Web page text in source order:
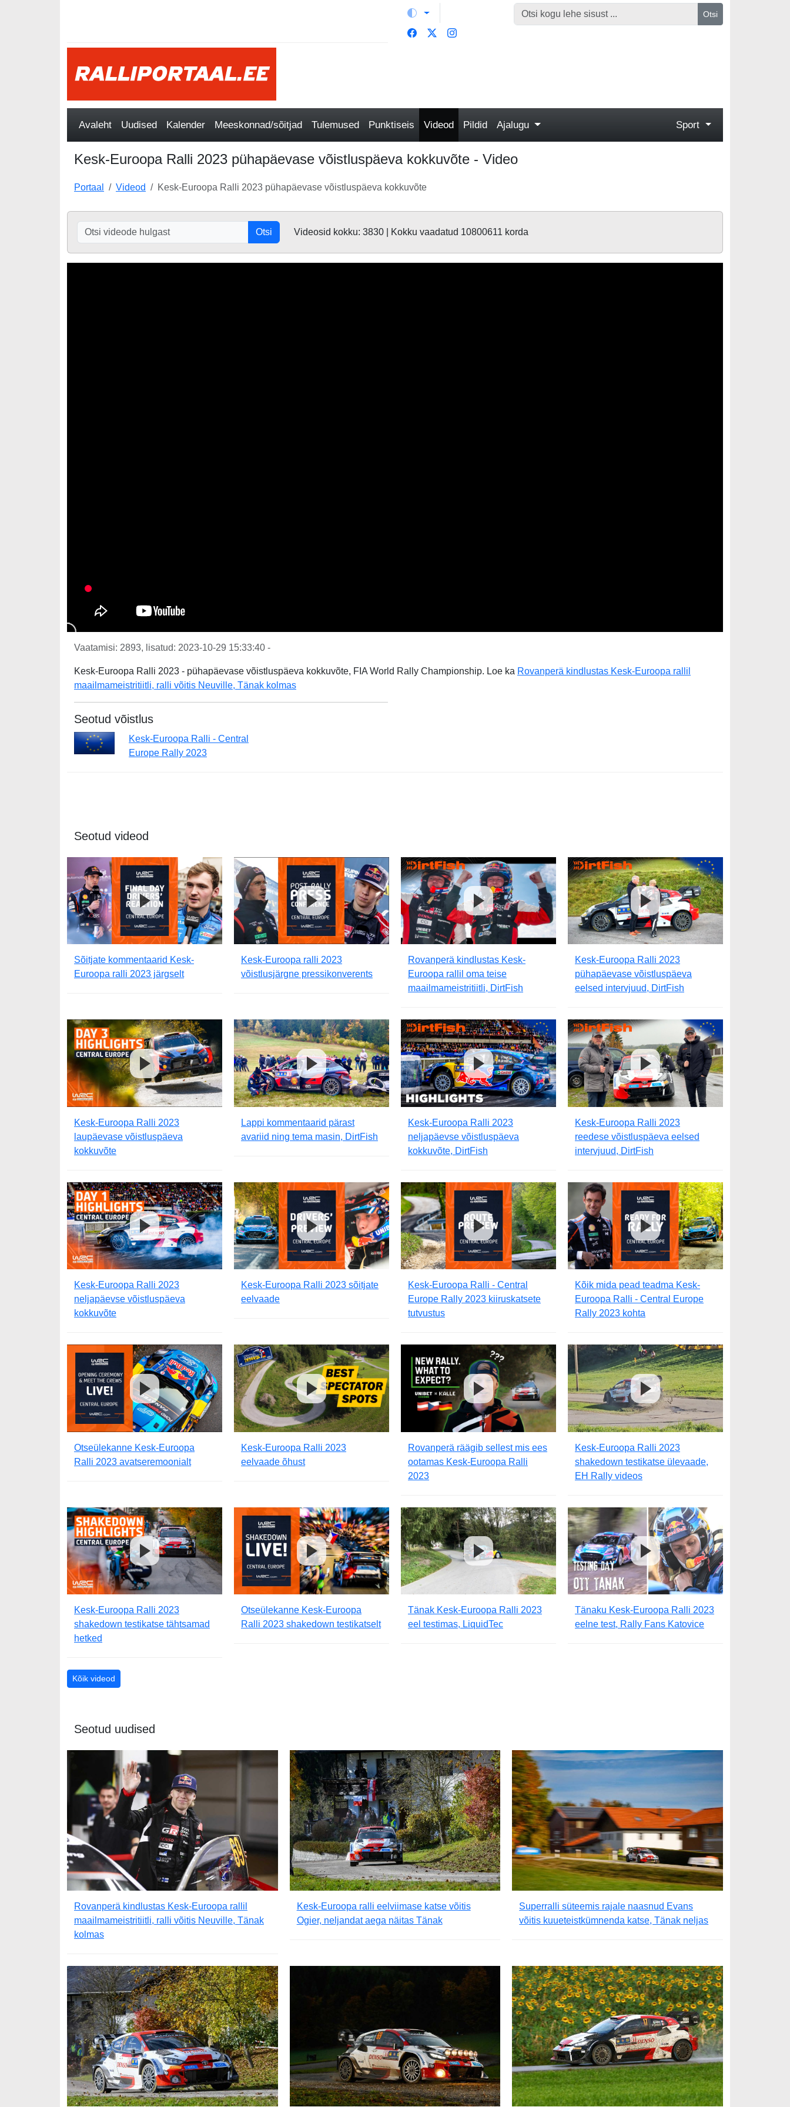
Otsi
Avaleht Uudised Kalender Meeskonnad/sõitjad Tulemused Punktiseis Videod Pildid Ajalugu Sport
Kesk-Euroopa Ralli 2023 pühapäevase võistluspäeva kokkuvõte - Video
Portaal Videod Kesk-Euroopa Ralli 2023 pühapäevase võistluspäeva kokkuvõte
Otsi Videosid kokku: 3830 | Kokku vaadatud 10800611 korda
Vaatamisi: 2893, lisatud: 2023-10-29 15:33:40 -
Kesk-Euroopa Ralli 2023 - pühapäevase võistluspäeva kokkuvõte, FIA World Rally Championship. Loe ka Rovanperä kindlustas Kesk-Euroopa rallil
maailmameistritiitli, ralli võitis Neuville, Tänak kolmas
Seotud võistlus
Kesk-Euroopa Ralli - Central
Europe Rally 2023
Seotud videod
Sõitjate kommentaarid Kesk-
Euroopa ralli 2023 järgselt
Kesk-Euroopa ralli 2023
võistlusjärgne pressikonverents
Rovanperä kindlustas Kesk-
Euroopa rallil oma teise
maailmameistritiitli, DirtFish
Kesk-Euroopa Ralli 2023
pühapäevase võistluspäeva
eelsed intervjuud, DirtFish
Kesk-Euroopa Ralli 2023
laupäevase võistluspäeva
kokkuvõte
Lappi kommentaarid pärast
avariid ning tema masin, DirtFish
Kesk-Euroopa Ralli 2023
neljapäevse võistluspäeva
kokkuvõte, DirtFish
Kesk-Euroopa Ralli 2023
reedese võistluspäeva eelsed
intervjuud, DirtFish
Kesk-Euroopa Ralli 2023
neljapäevse võistluspäeva
kokkuvõte
Kesk-Euroopa Ralli 2023 sõitjate
eelvaade
Kesk-Euroopa Ralli - Central
Europe Rally 2023 kiiruskatsete
tutvustus
Kõik mida pead teadma Kesk-
Euroopa Ralli - Central Europe
Rally 2023 kohta
Otseülekanne Kesk-Euroopa
Ralli 2023 avatseremoonialt
Kesk-Euroopa Ralli 2023
eelvaade õhust
Rovanperä räägib sellest mis ees
ootamas Kesk-Euroopa Ralli
2023
Kesk-Euroopa Ralli 2023
shakedown testikatse ülevaade,
EH Rally videos
Kesk-Euroopa Ralli 2023
shakedown testikatse tähtsamad
hetked
Otseülekanne Kesk-Euroopa
Ralli 2023 shakedown testikatselt
Tänak Kesk-Euroopa Ralli 2023
eel testimas, LiquidTec
Tänaku Kesk-Euroopa Ralli 2023
eelne test, Rally Fans Katovice
Kõik videod
Seotud uudised
Rovanperä kindlustas Kesk-Euroopa rallil
maailmameistritiitli, ralli võitis Neuville, Tänak
kolmas
Kesk-Euroopa ralli eelviimase katse võitis
Ogier, neljandat aega näitas Tänak
Superralli süteemis rajale naasnud Evans
võitis kuueteistkümnenda katse, Tänak neljas